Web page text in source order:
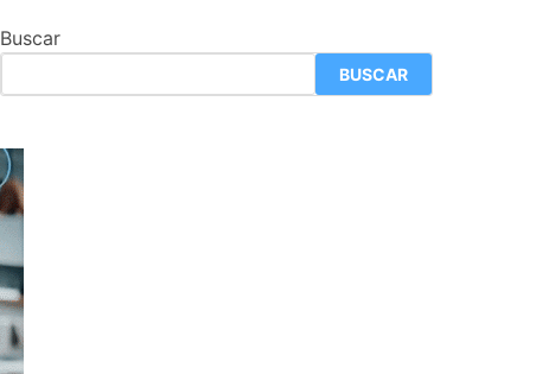
Buscar
BUSCAR